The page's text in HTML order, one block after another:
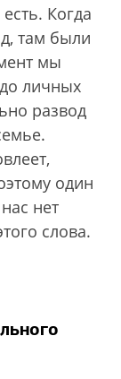
Когда
там были
мы
личных
развод
один
нет
слова.